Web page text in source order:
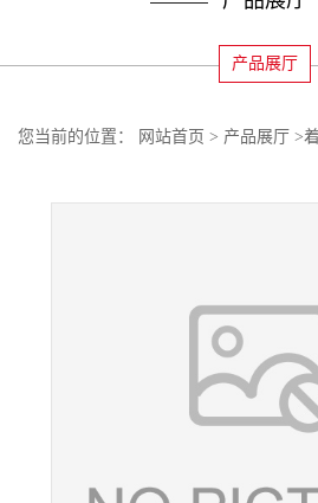
产品展厅
您当前的位置： 网站首页 > 产品展厅 >